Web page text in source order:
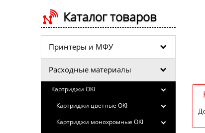
Каталог товаров
Принтеры и МФУ
Расходные материалы
Картриджи OKI
Картриджи цветные OKI
Картриджи монохромные OKI